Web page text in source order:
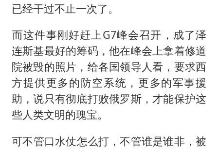
已经干过不止一次了。
​而这件事刚好赶上G7峰会召开，成了泽
连斯基最好的筹码，他在峰会上拿着修道
院被毁的照片，给各国领导人看，要求西
方提供更多的防空系统，更多的军事援
助，说只有彻底打败俄罗斯，才能保护这
些人类文明的瑰宝。
​可不管口水仗怎么打，不管谁是谁非，被